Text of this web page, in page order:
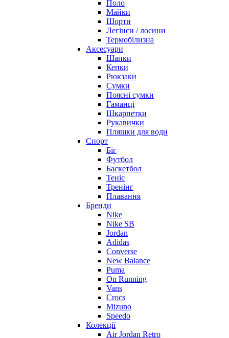
Поло
Майки
Шорти
Легінси / лосини
Термобілизна
Аксесуари
Шапки
Кепки
Рюкзаки
Сумки
Поясні сумки
Гаманці
Шкарпетки
Рукавички
Пляшки для води
Спорт
Біг
Футбол
Баскетбол
Теніс
Тренінг
Плавання
Бренди
Nike
Nike SB
Jordan
Adidas
Converse
New Balance
Puma
On Running
Vans
Crocs
Mizuno
Speedo
Колекції
Air Jordan Retro